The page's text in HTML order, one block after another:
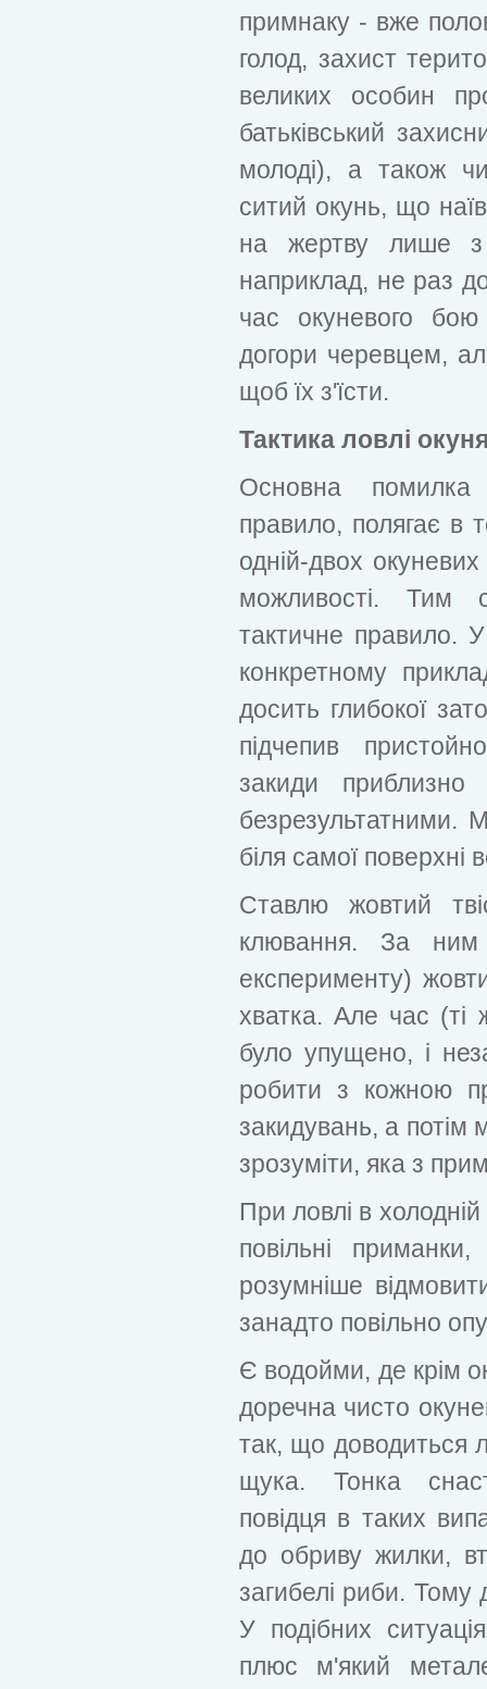
примнаку - вже
голод, захист
великих особин
батьківський
молоді), а також
ситий окунь, що
на жертву лише
наприклад, не раз
час окуневого
догори черевцем,
щоб їх з'їсти.
Тактика ловлі
Основна помилка
правило, полягає в
одній-двох
можливості. Тим
тактичне правило.
конкретному
досить глибокої
підчепив
закиди
безрезультатними.
біля самої поверхні
Ставлю жовтий
клювання. За
експерименту)
хватка. Але час (ті
було упущено, і
робити з кожною
закидувань, а потім
зрозуміти, яка з
При ловлі в
повільні
розумніше
занадто повільно
Є водойми, де крім
доречна чисто
так, що доводиться
щука. Тонка
повідця в таких
до обриву жилки,
загибелі риби. Тому
У подібних
плюс м'який